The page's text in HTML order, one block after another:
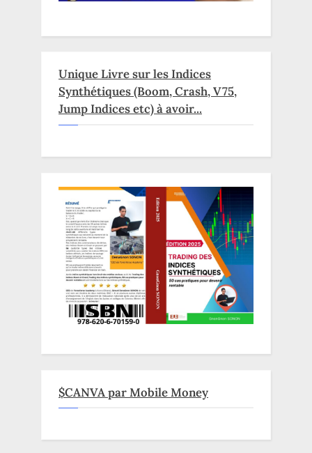
Unique Livre sur les Indices
Synthétiques (Boom, Crash, V75,
Jump Indices etc) à avoir...
$CANVA par Mobile Money